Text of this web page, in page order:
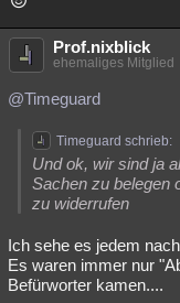
Prof.nixblick
ehemaliges Mitglied
@Timeguard
Timeguard schrieb:
Und ok, wir sind ja
Sachen zu belegen
zu widerrufen
Ich sehe es jedem
Es waren immer nur
Befürworter kamen....